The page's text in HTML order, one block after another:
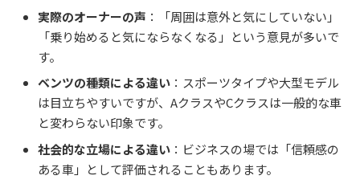
実際のオーナーの声 ：「周囲は意外と気にしていない」
「乗り始めると気にならなくなる」という意見が多いで
す。
ベンツの種類による違い ：スポーツタイプや大型モデル
は目立ちやすいですが、AクラスやCクラスは一般的な車
と変わらない印象です。
社会的な立場による違い ：ビジネスの場では「信頼感の
ある車」として評価されることもあります。